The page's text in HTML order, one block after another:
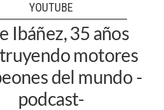
YOUTUBE
Ibáñez, 35 años
motores
del mundo -
podcast-